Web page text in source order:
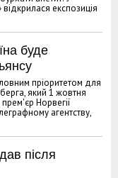
експозиція
буде
пріоритетом для
який 1 жовтня
Норвегії
агентству,
після